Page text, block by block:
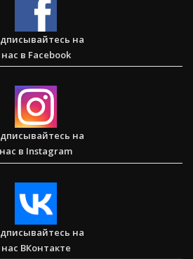
на
нас в Facebook
на
нас в Instagram
на
нас ВКонтакте